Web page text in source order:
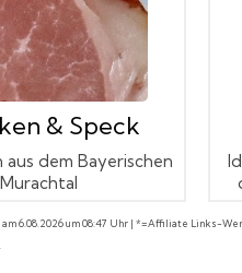
& Speck
aus dem Bayerischen
Murachtal
6.08.2026 um 08:47 Uhr | *=Affiliate Links-